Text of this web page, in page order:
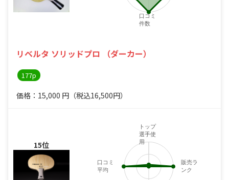
リベルタ ソリッドプロ （ダーカー）
177p
価格：15,000 円 （税込16,500円）
口コミ
件数
15位
トップ
選手使
用
販売ラ
ンク
口コミ
平均